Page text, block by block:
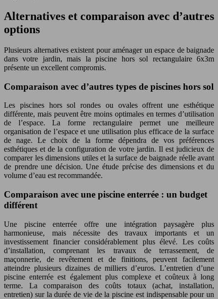
Alternatives et comparaison avec d’autres
options
Plusieurs alternatives existent pour aménager un espace de baignade
dans votre jardin, mais la piscine hors sol rectangulaire 6x3m
présente un excellent compromis.
Comparaison avec d’autres types de piscines hors sol
Les piscines hors sol rondes ou ovales offrent une esthétique
différente, mais peuvent être moins optimales en termes d’utilisation
de l’espace. La forme rectangulaire permet une meilleure
organisation de l’espace et une utilisation plus efficace de la surface
de nage. Le choix de la forme dépendra de vos préférences
esthétiques et de la configuration de votre jardin. Il est judicieux de
comparer les dimensions utiles et la surface de baignade réelle avant
de prendre une décision. Une étude précise des dimensions et du
volume d’eau est recommandée.
Comparaison avec une piscine enterrée : un budget
différent
Une piscine enterrée offre une intégration paysagère plus
harmonieuse, mais nécessite des travaux importants et un
investissement financier considérablement plus élevé. Les coûts
d’installation, comprenant les travaux de terrassement, de
maçonnerie, de revêtement et de finitions, peuvent facilement
atteindre plusieurs dizaines de milliers d’euros. L’entretien d’une
piscine enterrée est également plus complexe et coûteux à long
terme. La comparaison des coûts totaux (achat, installation,
entretien) sur la durée de vie de la piscine est indispensable pour un